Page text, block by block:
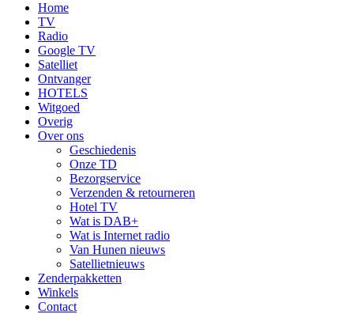
Home
TV
Radio
Google TV
Satelliet
Ontvanger
HOTELS
Witgoed
Overig
Over ons
Geschiedenis
Onze TD
Bezorgservice
Verzenden & retourneren
Hotel TV
Wat is DAB+
Wat is Internet radio
Van Hunen nieuws
Satellietnieuws
Zenderpakketten
Winkels
Contact